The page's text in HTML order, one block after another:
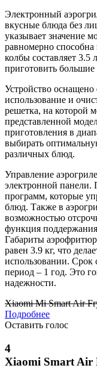
Электронный
вкусные блюда без
указывает значение
равномерно
колбы составляет
приготовить
Устройство
использование и
решетка, на которой
представленной
приготовления в
выбирать
различных блюд.
Управление
электронной панели.
программ, которые
блюд. Также в
возможностью
функция
Габариты
равен 3.9 кг, что
использовании. Срок
период – 1 год. Это
надежности.
Xiaomi Mi Smart Air
Подробнее
Оставить голос
4
Xiaomi Smart Air